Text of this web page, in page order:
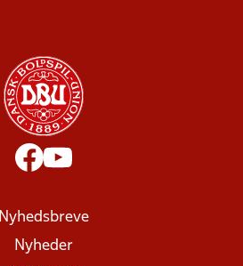
Nyhedsbreve
Nyheder